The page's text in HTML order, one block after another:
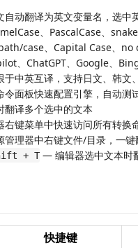
自动翻译为英文变量名，选中
、PascalCase、
case、Capital Case、no
、ChatGPT、Google、
于中英互译，支持日文、韩文
令面板快速配置引擎，自动测
翻译多个选中的文本
右键菜单中快速访问所有转换
管理器中右键文件/目录，一
+ T— 编辑器选中文本时
快捷键